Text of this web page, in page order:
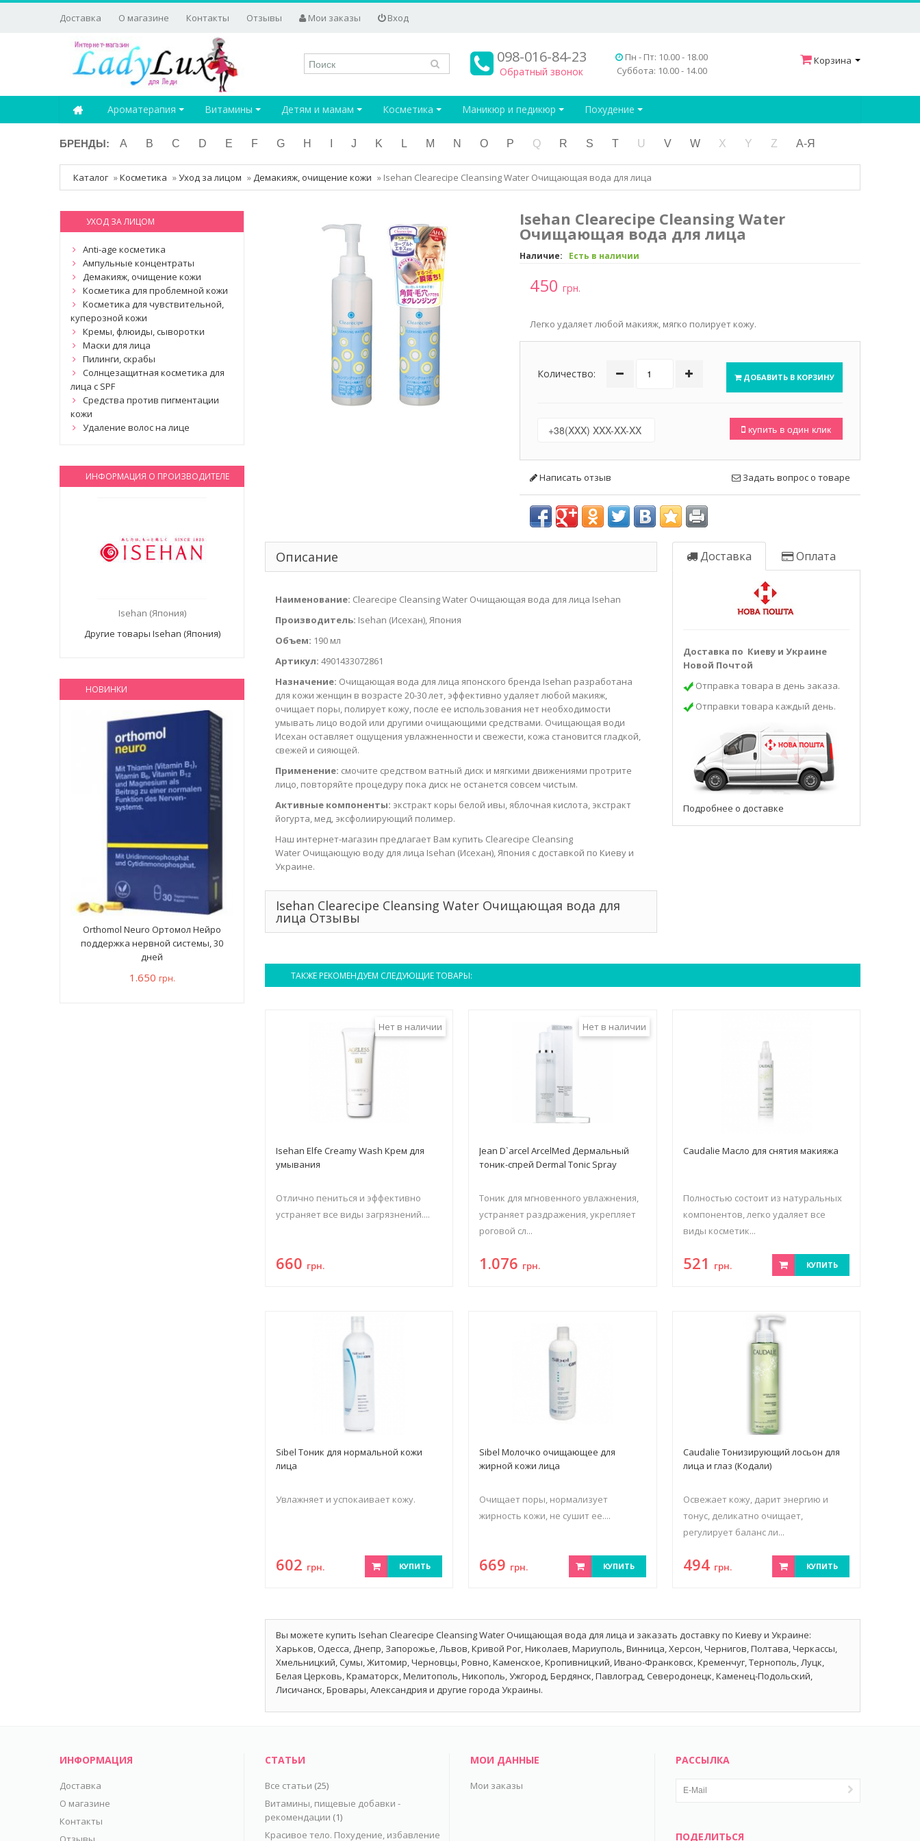
Доставка О магазине Контакты Отзывы Мои заказы Вход
098-016-84-23
Обратный звонок
Пн - Пт: 10.00 - 18.00
Суббота: 10.00 - 14.00
Корзина
Ароматерапия Витамины Детям и мамам Косметика Маникюр и педикюр Похудение
БРЕНДЫ: A B C D E F G H J K L M N O P Q R S T U V W X Y Z А-Я
Каталог »Косметика »Уход за лицом »Демакияж, очищение кожи » Isehan Clearecipe Cleansing Water Очищающая вода для лица
Isehan Clearecipe Cleansing Water
Очищающая вода для лица
Наличие: Есть в наличии
450 грн.
Легко удаляет любой макияж, мягко полирует кожу.
Количество: ДОБАВИТЬ В КОРЗИНУ
купить в один клик
Написать отзыв Задать вопрос о товаре
Описание
Наименование: Clearecipe Cleansing Water Очищающая вода для лица Isehan
Производитель: Isehan (Исехан), Япония
Объем: 190 мл
Артикул: 4901433072861
Назначение: Очищающая вода для лица японского бренда Isehan разработана
для кожи женщин в возрасте 20-30 лет, эффективно удаляет любой макияж,
очищает поры, полирует кожу, после ее использования нет необходимости
умывать лицо водой или другими очищающими средствами. Очищающая води
Исехан оставляет ощущения увлажненности и свежести, кожа становится гладкой,
свежей и сияющей.
Применение: смочите средством ватный диск и мягкими движениями протрите
лицо, повторяйте процедуру пока диск не останется совсем чистым.
Активные компоненты: экстракт коры белой ивы, яблочная кислота, экстракт
йогурта, мед, эксфолиирующий полимер.
Наш интернет-магазин предлагает Вам купить Clearecipe Cleansing
Water Очищающую воду для лица Isehan (Исехан), Япония с доставкой по Киеву и
Украине.
Isehan Clearecipe Cleansing Water Очищающая вода для
лица Отзывы
Доставка Оплата
Доставка по Киеву и Украине
Новой Почтой
Отправка товара в день заказа.
Отправки товара каждый день.
Подробнее о доставке
ТАКЖЕ РЕКОМЕНДУЕМ СЛЕДУЮЩИЕ ТОВАРЫ:
Нет в наличии
Isehan Elfe Creamy Wash Крем для
умывания
Отлично пениться и эффективно
устраняет все виды загрязнений....
660 грн.
Нет в наличии
Jean D`arcel ArcelMed Дермальный
тоник-спрей Dermal Tonic Spray
Тоник для мгновенного увлажнения,
устраняет раздражения, укрепляет
роговой сл...
1.076 грн.
Caudalie Масло для снятия макияжа
Полностью состоит из натуральных
компонентов, легко удаляет все
виды косметик...
521 грн. КУПИТЬ
Sibel Тоник для нормальной кожи
лица
Увлажняет и успокаивает кожу.
602 грн. КУПИТЬ
Sibel Молочко очищающее для
жирной кожи лица
Очищает поры, нормализует
жирность кожи, не сушит ее....
669 грн. КУПИТЬ
Caudalie Тонизирующий лосьон для
лица и глаз (Кодали)
Освежает кожу, дарит энергию и
тонус, деликатно очищает,
регулирует баланс ли...
494 грн. КУПИТЬ
Вы можете купить Isehan Clearecipe Cleansing Water Очищающая вода для лица и заказать доставку по Киеву и Украине:
Харьков, Одесса, Днепр, Запорожье, Львов, Кривой Рог, Николаев, Мариуполь, Винница, Херсон, Чернигов, Полтава, Черкассы,
Хмельницкий, Сумы, Житомир, Черновцы, Ровно, Каменское, Кропивницкий, Ивано-Франковск, Кременчуг, Тернополь, Луцк,
Белая Церковь, Краматорск, Мелитополь, Никополь, Ужгород, Бердянск, Павлоград, Северодонецк, Каменец-Подольский,
Лисичанск, Бровары, Александрия и другие города Украины.
УХОД ЗА ЛИЦОМ
Anti-age косметика
Ампульные концентраты
Демакияж, очищение кожи
Косметика для проблемной кожи
Косметика для чувствительной,
куперозной кожи
Кремы, флюиды, сыворотки
Маски для лица
Пилинги, скрабы
Солнцезащитная косметика для
лица с SPF
Средства против пигментации
кожи
Удаление волос на лице
ИНФОРМАЦИЯ О ПРОИЗВОДИТЕЛЕ
Isehan (Япония)
Другие товары Isehan (Япония)
НОВИНКИ
Orthomol Neuro Ортомол Нейро
поддержка нервной системы, 30
дней
1.650 грн.
ИНФОРМАЦИЯ
Доставка
О магазине
Контакты
СТАТЬИ
Все статьи (25)
Витамины, пищевые добавки -
рекомендации (1)
Красивое тело. Похудение, избавление
МОИ ДАННЫЕ
Мои заказы
РАССЫЛКА
ПОДЕЛИТЬСЯ